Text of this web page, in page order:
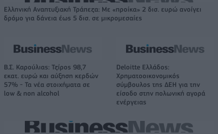
Ελληνική Αναπτυξιακή Τράπεζα: Με «προίκα» 2 δισ. ευρώ ανοίγει
δρόμο για δάνεια έως 5 δισ. σε μικρομεσαίες
Β.Σ. Καρούλιας: Τζίρος 98,7
εκατ. ευρώ και αύξηση κερδών
57% - Τα νέα στοιχήματα σε
low & non alcohol
Deloitte Ελλάδος:
Χρηματοοικονομικός
σύμβουλος της ΔΕΗ για την
είσοδο στην πολωνική αγορά
ενέργειας